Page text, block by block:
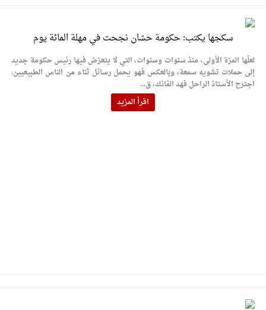
سكجها يكتب: حكومة حسّان نجحت في مهلة المائة يوم
لعلّها المرّة الأولى، منذ سنوات وسنوات، التي لا يتعرّض فيها رئيس حكومة جديد
إلى حملات تشويه سمعة، وبالعكس فهو يحمل رسائل ثناء من الناس الطبيعيين.
اجترح الأستاذ الراحل فهد الفانك، ق...
اقرأ المزيد